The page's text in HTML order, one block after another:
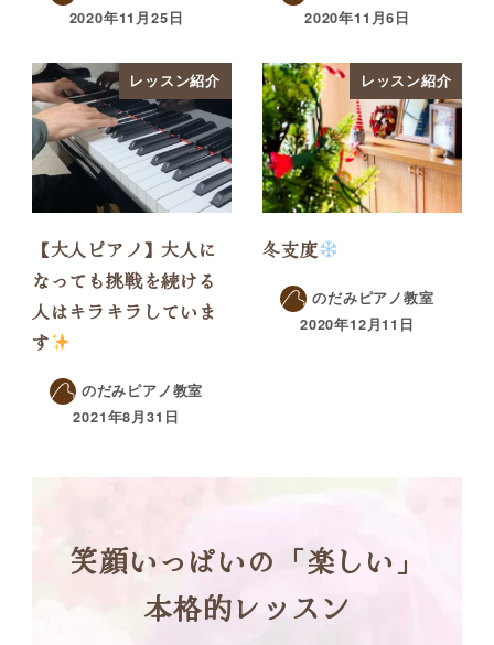
2020年11月25日
2020年11月6日
レッスン紹介
【大人ピアノ】大人に
なっても挑戦を続ける
人はキラキラしていま
す
のだみピアノ教室
2021年8月31日
レッスン紹介
冬支度
のだみピアノ教室
2020年12月11日
笑顔いっぱいの「楽しい」
本格的レッスン